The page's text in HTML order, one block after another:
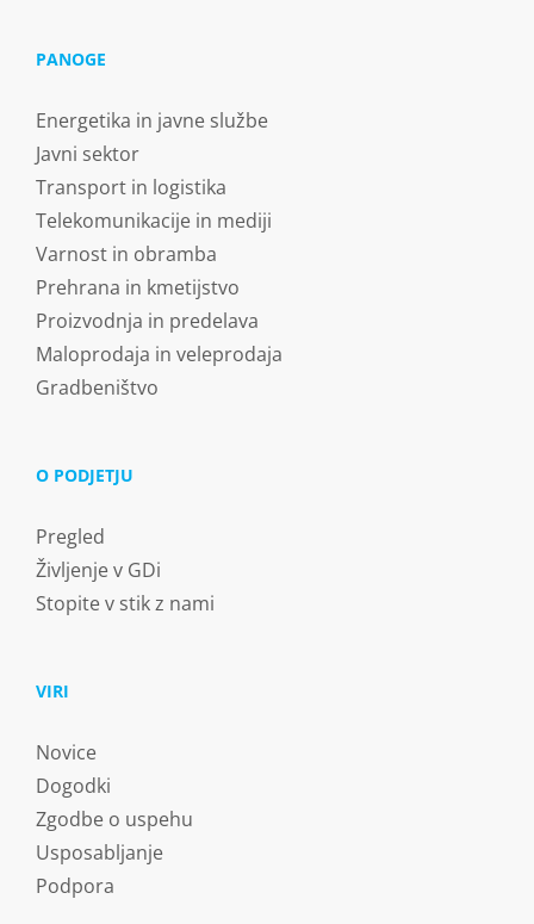
PANOGE
Energetika in javne službe
Javni sektor
Transport in logistika
Telekomunikacije in mediji
Varnost in obramba
Prehrana in kmetijstvo
Proizvodnja in predelava
Maloprodaja in veleprodaja
Gradbeništvo
O PODJETJU
Pregled
Življenje v GDi
Stopite v stik z nami
VIRI
Novice
Dogodki
Zgodbe o uspehu
Usposabljanje
Podpora